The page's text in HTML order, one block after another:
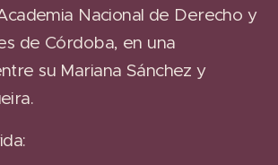
Nacional de Derecho y
de Córdoba, en una
su Mariana Sánchez y